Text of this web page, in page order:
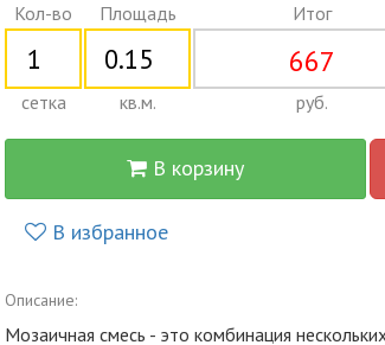
Кол-во
сетка
Площадь
кв.м.
Итог
667
руб.
В корзину
В избранное
Описание:
Мозаичная смесь - это комбинация